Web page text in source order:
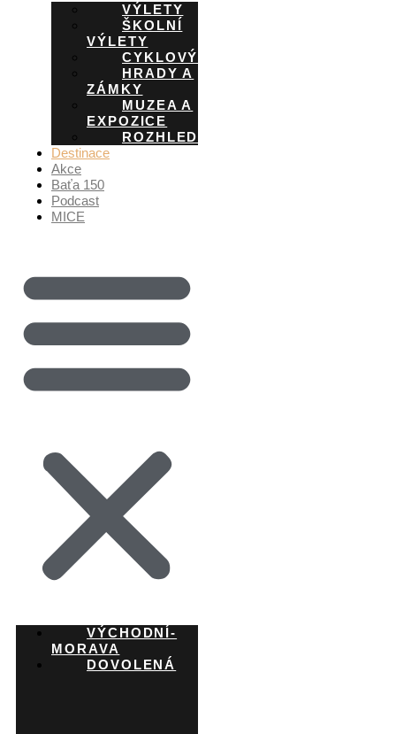
VÝLETY
ŠKOLNÍ
VÝLETY
CYKLOVÝLETY
HRADY A
ZÁMKY
MUZEA A
EXPOZICE
ROZHLEDNY
Destinace
Akce
Baťa 150
Podcast
MICE
VÝCHODNÍ-
MORAVA
DOVOLENÁ